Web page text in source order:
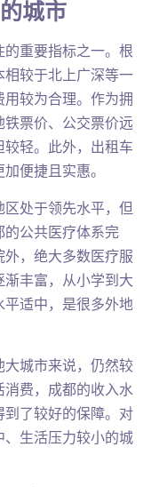
城市
重要指标之一。根
较于北上广深等一
较为合理。作为拥
票价、公交票价远
轻。此外，出租车
便捷且实惠。
处于领先水平，但
公共医疗体系完
，绝大多数医疗服
丰富，从小学到大
适中，是很多外地
城市来说，仍然较
费，成都的收入水
了较好的保障。对
生活压力较小的城